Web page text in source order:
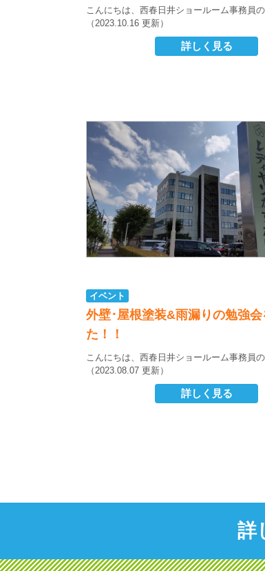
こんにちは、西春日井ショールーム事務員
（2023.10.16 更新）
詳しく見る
イベント
外壁･屋根塗装&雨漏りの勉強会
た！！
こんにちは、西春日井ショールーム事務員
（2023.08.07 更新）
詳しく見る
詳